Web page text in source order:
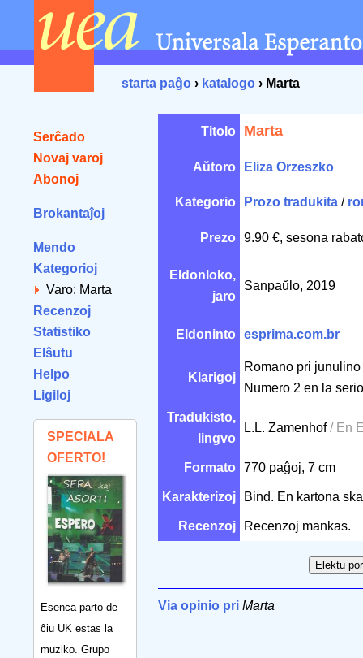
starta paĝo › katalogo › Marta
Serĉado
Novaj varoj
Abonoj
Brokantaĵoj
Mendo
Kategorioj
Varo: Marta
Recenzoj
Statistiko
Elŝutu
Helpo
Ligiloj
SPECIALA
OFERTO!
Esenca parto de
ĉiu UK estas la
muziko. Grupo
Titolo Marta
Aŭtoro Eliza Orzeszko
Kategorio Prozo tradukita /
Prezo 9.90 €, sesona
Eldonloko,
jaro
Sanpaŭlo, 2019
Eldoninto esprima.com.br
Klarigoj
Romano pri
Numero 2 en la
Tradukisto,
lingvo
L.L. Zamenhof/ En
Formato 770 paĝoj, 7 cm
Karakterizoj Bind. En kartona
Recenzoj Recenzoj mankas.
Via opinio pri Marta